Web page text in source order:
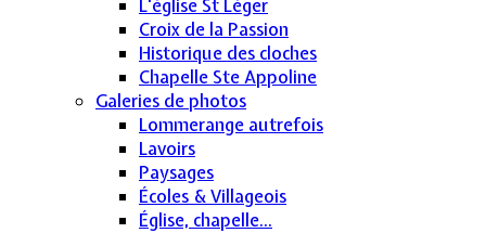
L'église St Léger
Croix de la Passion
Historique des cloches
Chapelle Ste Appoline
Galeries de photos
Lommerange autrefois
Lavoirs
Paysages
Écoles & Villageois
Église, chapelle...